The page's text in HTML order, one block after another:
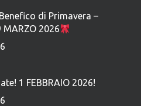
di Primavera –
MARZO 2026
1 FEBBRAIO 2026!